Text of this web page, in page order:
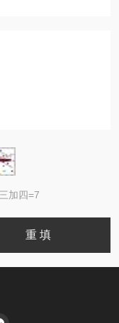
加四=7